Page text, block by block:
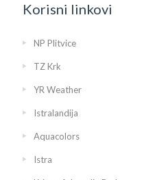
Korisni linkovi
NP Plitvice
TZ Krk
YR Weather
Istralandija
Aquacolors
Istra